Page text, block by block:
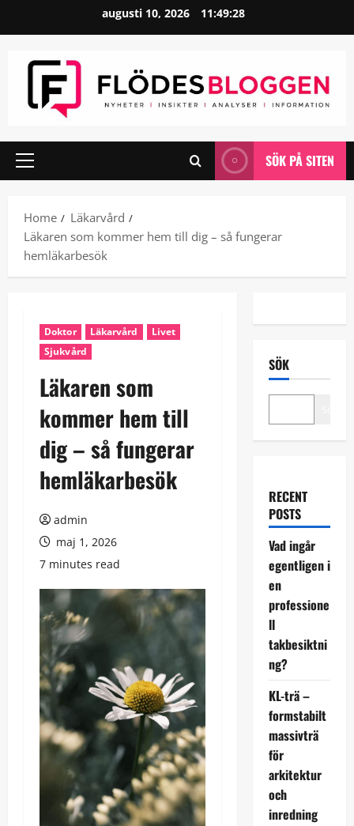
augusti 10, 2026 11:49:29
Primary
SÖK PÅ SITEN
Home
Läkarvård
Läkaren som kommer hem till dig – så fungerar
hemläkarbesök
Doktor Läkarvård
Livet
Sjukvård
Läkaren som
kommer hem till
dig – så fungerar
hemläkarbesök
admin
maj 1, 2026
7 minutes read
SÖK
RECENT
POSTS
Vad ingår
egentligen i
en
professione
ll
takbesiktni
ng?
KL-trä –
formstabilt
massivträ
för
arkitektur
och
inredning